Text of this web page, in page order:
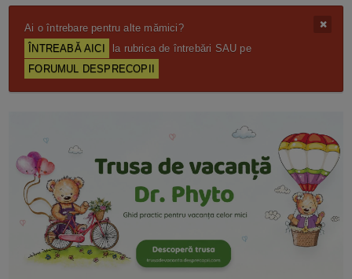
Ai o întrebare pentru alte mămici?
ÎNTREABĂ AICI
la rubrica de întrebări SAU pe
FORUMUL DESPRECOPII